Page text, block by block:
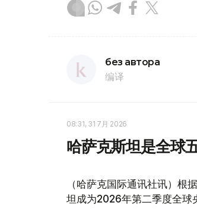
без автора
编译
08:31, 31 7月 2026
哈萨克斯坦是全球
（哈萨克国际通讯社讯）
坦成为2026年第二季度全球